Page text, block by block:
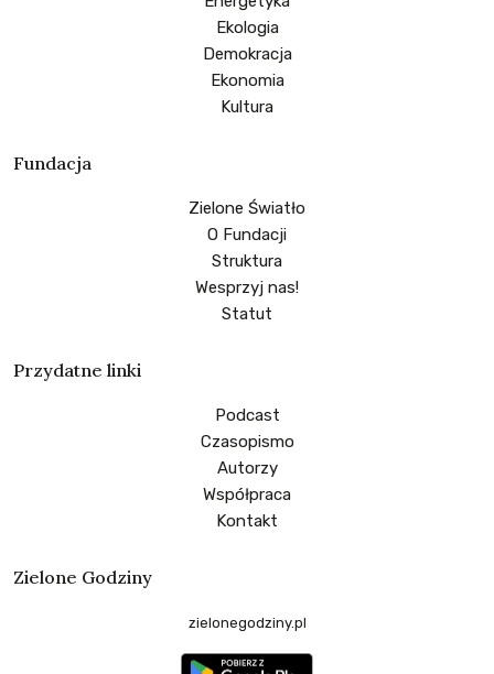
Ekologia
Demokracja
Ekonomia
Kultura
Fundacja
Zielone Światło
O Fundacji
Struktura
Wesprzyj nas!
Statut
Przydatne linki
Podcast
Czasopismo
Autorzy
Współpraca
Kontakt
Zielone Godziny
zielonegodziny.pl